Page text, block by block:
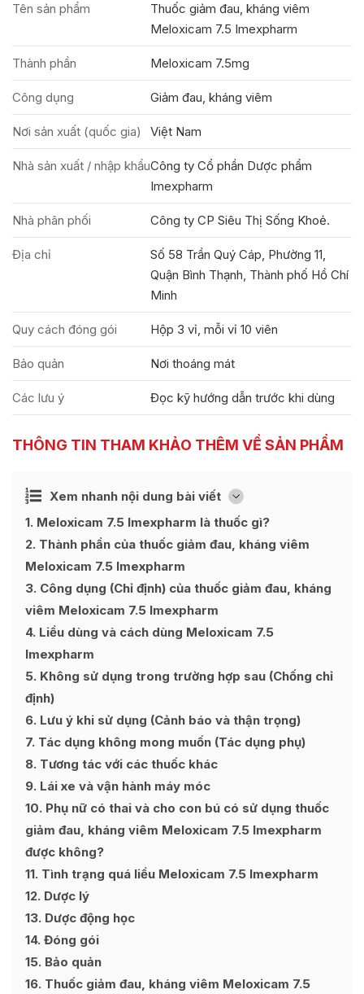
Tên sản phẩm
Thuốc giảm đau, kháng viêm
Meloxicam 7.5 Imexpharm
Thành phần Meloxicam 7.5mg
Công dụng Giảm đau, kháng viêm
Nơi sản xuất (quốc gia) Việt Nam
Nhà sản xuất / nhập khẩuCông ty Cổ phần Dược phẩm
Imexpharm
Nhà phân phối Công ty CP Siêu Thị Sống Khoẻ.
Địa chỉ
Số 58 Trần Quý Cáp, Phường 11,
Quận Bình Thạnh, Thành phố Hồ Chí
Minh
Quy cách đóng gói Hộp 3 vỉ, mỗi vỉ 10 viên
Bảo quản Nơi thoáng mát
Các lưu ý Đọc kỹ hướng dẫn trước khi dùng
THÔNG TIN THAM KHẢO THÊM VỀ SẢN PHẨM
Xem nhanh nội dung bài viết [
Ẩn
1 Meloxicam 7.5 Imexpharm là thuốc gì?
2 Thành phần của thuốc giảm đau, kháng viêm
Meloxicam 7.5 Imexpharm
3 Công dụng (Chỉ định) của thuốc giảm đau, kháng
viêm Meloxicam 7.5 Imexpharm
4 Liều dùng và cách dùng Meloxicam 7.5
Imexpharm
5 Không sử dụng trong trường hợp sau (Chống chỉ
định)
6 Lưu ý khi sử dụng (Cảnh báo và thận trọng)
7 Tác dụng không mong muốn (Tác dụng phụ)
8 Tương tác với các thuốc khác
9 Lái xe và vận hành máy móc
10 Phụ nữ có thai và cho con bú có sử dụng thuốc
giảm đau, kháng viêm Meloxicam 7.5 Imexpharm
được không?
11 Tình trạng quá liều Meloxicam 7.5 Imexpharm
12 Dược lý
13 Dược động học
14 Đóng gói
15 Bảo quản
16 Thuốc giảm đau, kháng viêm Meloxicam 7.5